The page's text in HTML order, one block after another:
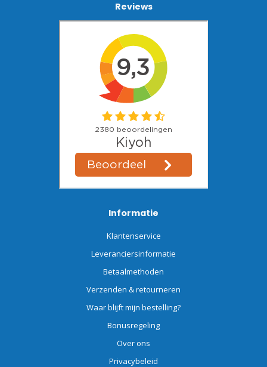
Reviews
Informatie
Klantenservice
Leveranciersinformatie
Betaalmethoden
Verzenden & retourneren
Waar blijft mijn bestelling?
Bonusregeling
Over ons
Privacybeleid